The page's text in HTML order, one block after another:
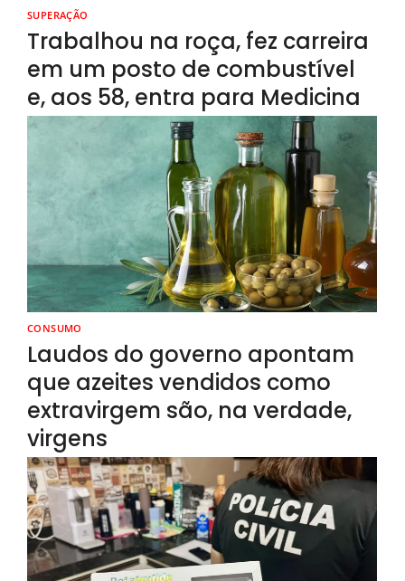
SUPERAÇÃO
Trabalhou na roça, fez carreira
em um posto de combustível
e, aos 58, entra para Medicina
CONSUMO
Laudos do governo apontam
que azeites vendidos como
extravirgem são, na verdade,
virgens